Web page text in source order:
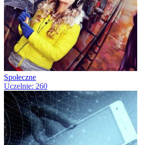
Społeczne
Uczelnie: 260